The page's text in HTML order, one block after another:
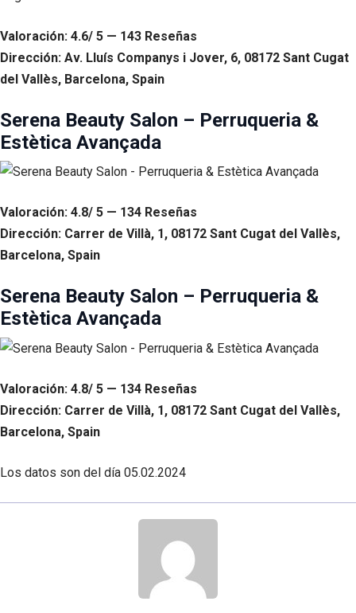
Valoración: 4.6/ 5 — 143 Reseñas
Dirección: Av. Lluís Companys i Jover, 6, 08172 Sant Cugat
del Vallès, Barcelona, Spain
Serena Beauty Salon – Perruqueria &
Estètica Avançada
Valoración: 4.8/ 5 — 134 Reseñas
Dirección: Carrer de Villà, 1, 08172 Sant Cugat del Vallès,
Barcelona, Spain
Serena Beauty Salon – Perruqueria &
Estètica Avançada
Valoración: 4.8/ 5 — 134 Reseñas
Dirección: Carrer de Villà, 1, 08172 Sant Cugat del Vallès,
Barcelona, Spain
Los datos son del día 05.02.2024